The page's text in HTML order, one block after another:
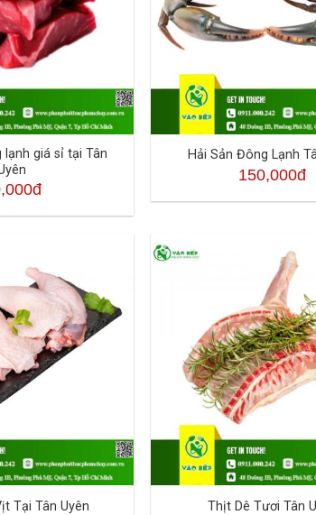
rẻ - Vào Bếp có mặt tại 64 Tỉnh/Thành
Bắc Giang, Bắc Ninh, Bến Tre, Bình
Hòa, Đồng Tháp, Điện Biên, Gia Lai, Hà
An, Nam Định, Nghệ An, Ninh Bình, Ninh
Ninh, Thái Bình, Thái Nguyên, Thanh Hóa,
giá sỉ tại Tân
Hải Sản Đông Lạnh
150,000đ
Tại Tân Uyên Thịt Dê Tươi Tân